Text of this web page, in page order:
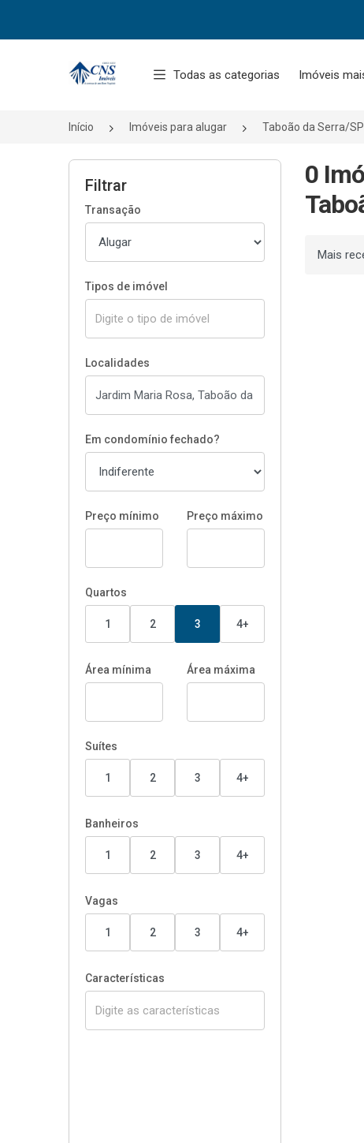
Página inicial
Todas as categorias Imóveis
Início Imóveis para alugar Taboão da Serra/SP
Filtrar
Transação
Tipos de imóvel
Localidades
Em condomínio fechado?
Preço mínimo Preço máximo
Quartos
1 2 3 4+
Área mínima Área máxima
Suítes
1 2 3 4+
Banheiros
1 2 3 4+
Vagas
1 2 3 4+
Características
0
Ordenar